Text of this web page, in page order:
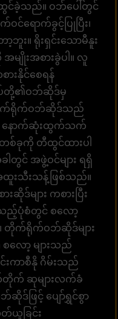
ခဲ့သည်။ ဝဘ်ပေါ်တွင်
င်ရောက်ခွင့်ပြုပြီး၊
း။ ရိုးရှင်းသောမီနူး
မျိုးအစားခွဲပါ။ လူ
းနိုင်စေရန်
ပ်တို့၏ဝဘ်ဆိုဒ်မှ
က်ရိုက်ဝဘ်ဆိုဒ်သည်
။ နောက်ဆုံးထွက်သက်
စ်ခုကို တီထွင်ထားပါ
တွင် အဖွဲ့ဝင်များ ရရှိ
ထူးသီးသန့်ဖြစ်သည်။
ဒ်များ ကစားပြီး
ည့်ပုံစံတွင် စလော့
တိုက်ရိုက်ဝဘ်ဆိုဒ်များ
လော့ များသည်
ကာစီနို ဂိမ်းသည်
က် ဆုများလက်ခံ
ဒ်ဖြင့် ပျော်ရွှင်စွာ
တ်ယူခြင်း